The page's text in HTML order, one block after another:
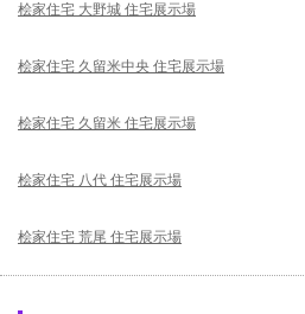
桧家住宅 大野城 住宅展示場
桧家住宅 久留米中央 住宅展示場
桧家住宅 久留米 住宅展示場
桧家住宅 八代 住宅展示場
桧家住宅 荒尾 住宅展示場